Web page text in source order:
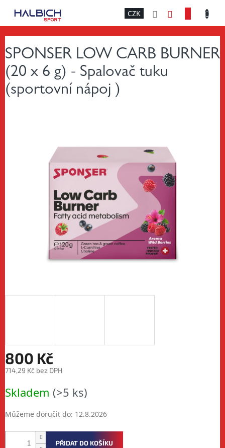
CZK
KOŠÍK
SPONSER LOW CARB BURNER
(20 x 6 g) - Spalovač tuku
(sportovní nápoj )
800 Kč
714,29 Kč bez DPH
cena:
Skladem (>5 ks)
Můžeme doručit do: 12.8.2026
PŘIDAT DO KOŠÍKU